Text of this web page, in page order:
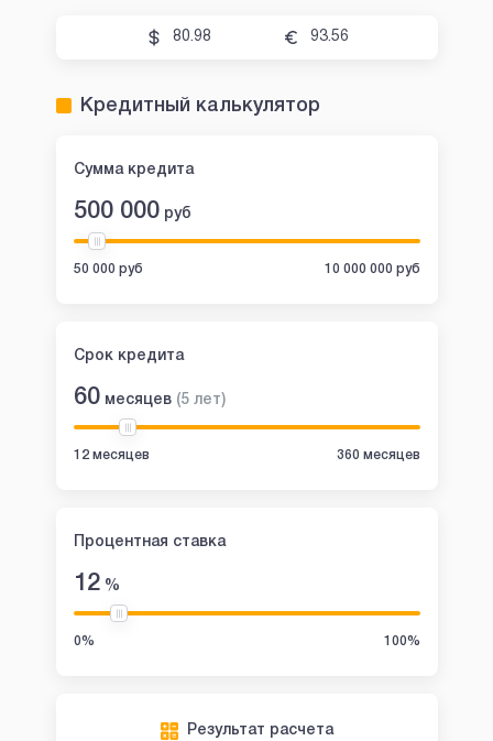
80.98 93.56
Кредитный калькулятор
Сумма кредита
500 000 руб
50 000 руб 10 000 000 руб
Срок кредита
60 месяцев (5 лет)
12 месяцев 360 месяцев
Процентная ставка
12%
0% 100%
Результат расчета